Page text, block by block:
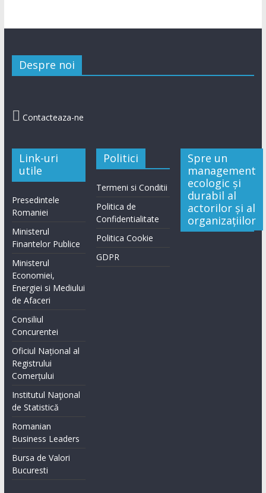
Despre noi
 Contacteaza-ne
Link-uri
utile
Presedintele
Romaniei
Ministerul
Finantelor Publice
Ministerul
Economiei,
Energiei si Mediului
de Afaceri
Consiliul
Concurentei
Oficiul Național al
Registrului
Comerțului
Institutul Naţional
de Statistică
Romanian
Business Leaders
Bursa de Valori
Bucuresti
Politici
Termeni si Conditii
Politica de
Confidentialitate
Politica Cookie
GDPR
Spre un
management
ecologic și
durabil al
actorilor și al
organizațiilor